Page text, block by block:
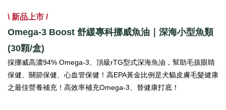
\ 新品上市 /
Omega-3 Boost 舒緩專科挪威魚油｜深海小型魚類
(30顆/盒)
採挪威高濃94% Omega-3、頂級rTG型式深海魚油， 幫助毛孩眼睛
保健、關節保健、心血管保健！高EPA黃金比例是犬貓皮膚毛髮健康
之最佳營養補充！高效率補充Omega-3、替健康打底！